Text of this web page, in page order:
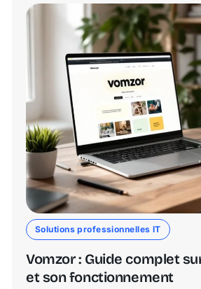
Solutions professionnelles IT
Vomzor : Guide complet
et son fonctionnement